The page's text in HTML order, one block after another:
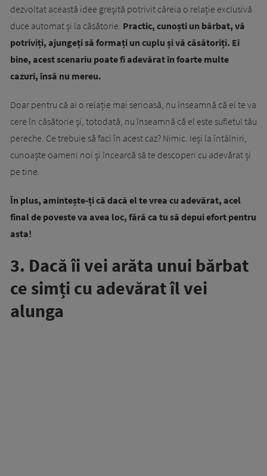
dezvoltat această idee greșită potrivit căreia o relație exclusivă
duce automat și la căsătorie. Practic, cunoști un bărbat, vă
potriviți, ajungeți să formați un cuplu și vă căsătoriți. Ei
bine, acest scenariu poate fi adevărat în foarte multe
cazuri, însă nu mereu.
Doar pentru că ai o relație mai serioasă, nu înseamnă că el te va
cere în căsătorie și, totodată, nu înseamnă că el este sufletul tău
pereche. Ce trebuie să faci în acest caz? Nimic. Ieși la întâlniri,
cunoaște oameni noi și încearcă să te descoperi cu adevărat și
pe tine.
În plus, amintește-ți că dacă el te vrea cu adevărat, acel
final de poveste va avea loc, fără ca tu să depui efort pentru
asta!
3. Dacă îi vei arăta unui bărbat
ce simți cu adevărat îl vei
alunga